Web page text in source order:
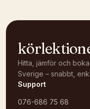
Hitta, jämför och
Sverige – snabbt,
Support
076-686 75 68